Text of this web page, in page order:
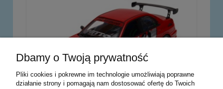
Dbamy o Twoją prywatność
Pliki cookies i pokrewne im technologie umożliwiają poprawne
działanie strony i pomagają nam dostosować ofertę do Twoich